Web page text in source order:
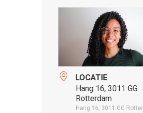
LOCATIE
Hang 16, 3011 GG
Rotterdam
Hang 16, 3011 GG